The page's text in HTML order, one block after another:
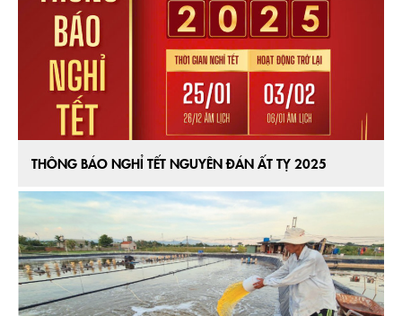
THÔNG BÁO NGHỈ TẾT NGUYÊN ĐÁN ẤT TỴ 2025